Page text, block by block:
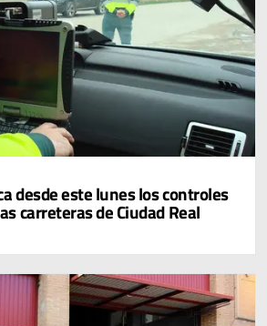
desde este lunes los controles
carreteras de Ciudad Real